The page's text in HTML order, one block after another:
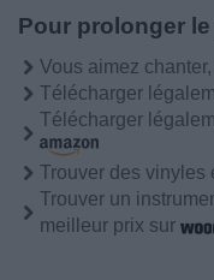
Pour prolonger
Vous aimez
Télécharger
Télécharger
Trouver des vinyles
Trouver un
meilleur prix sur